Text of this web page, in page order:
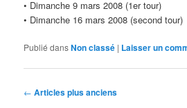
• Dimanche 9 mars 2008 (1er tour)
• Dimanche 16 mars 2008 (second tour)
Publié dansNon classé | Laisser un
N
← Articles plus anciens